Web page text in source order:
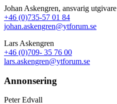
Johan Askengren, ansvarig utgivare
+46 (0)735-57 01 84
johan.askengren@ytforum.se
Lars Askengren
+46 (0)709- 35 76 00
lars.askengren@ytforum.se
Annonsering
Peter Edvall